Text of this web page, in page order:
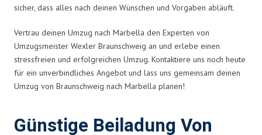
sicher, dass alles nach deinen Wünschen und Vorgaben abläuft.
Vertrau deinen Umzug nach Marbella den Experten von
Umzugsmeister Wexler Braunschweig an und erlebe einen
stressfreien und erfolgreichen Umzug. Kontaktiere uns noch heute
für ein unverbindliches Angebot und lass uns gemeinsam deinen
Umzug von Braunschweig nach Marbella planen!
Günstige Beiladung Von